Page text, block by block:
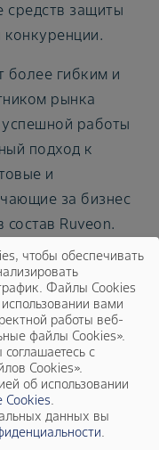
средств защиты
конкуренции.
более гибким и
рынка
работы
подход к
и
за бизнес
Ruveon.
ключевыми
гарантируя
и сервиса.
в реализации
— отметил
Австралии и
чтобы обеспечивать
Файлы Cookies
вами
работы веб-
файлы Cookies».
с
Cookies».
об использовании
Cookies.
данных вы
.